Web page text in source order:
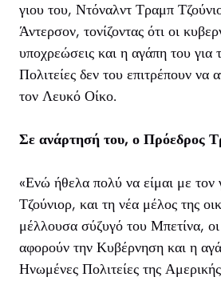
γιου του, Ντόναλντ Τραμπ
Άντερσον, τονίζοντας ότι οι
υποχρεώσεις και η αγάπη του για
Πολιτείες δεν του επιτρέπουν να
τον Λευκό Οίκο.
Σε ανάρτησή του, ο Πρόεδρος
«Ενώ ήθελα πολύ να είμαι με τον
Τζούνιορ, και τη νέα μέλος της
μέλλουσα σύζυγό του Μπετίνα, οι
αφορούν την Κυβέρνηση και η
Ηνωμένες Πολιτείες της